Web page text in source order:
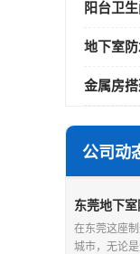
阳台卫
地下室
金属房
公司动
东莞地下
在东莞这座
城市，无论